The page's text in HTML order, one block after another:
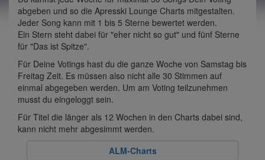
abgeben und so die Apresski Lounge Charts mitgestalten.
Jeder Song kann mit 1 bis 5 Sterne bewertet werden.
Ein Stern steht dabei für "eher nicht so gut" und fünf Sterne
für "Das ist Spitze".
Für Deine Votings hast du die ganze Woche von Samstag bis
Freitag Zeit. Es müssen also nicht alle 30 Stimmen auf
einmal abgegeben werden. Um am Voting teilzunehmen
musst du eingeloggt sein.
Für Titel die länger als 12 Wochen in den Charts dabei sind,
kann nicht mehr abgesimmt werden.
ALM-Charts